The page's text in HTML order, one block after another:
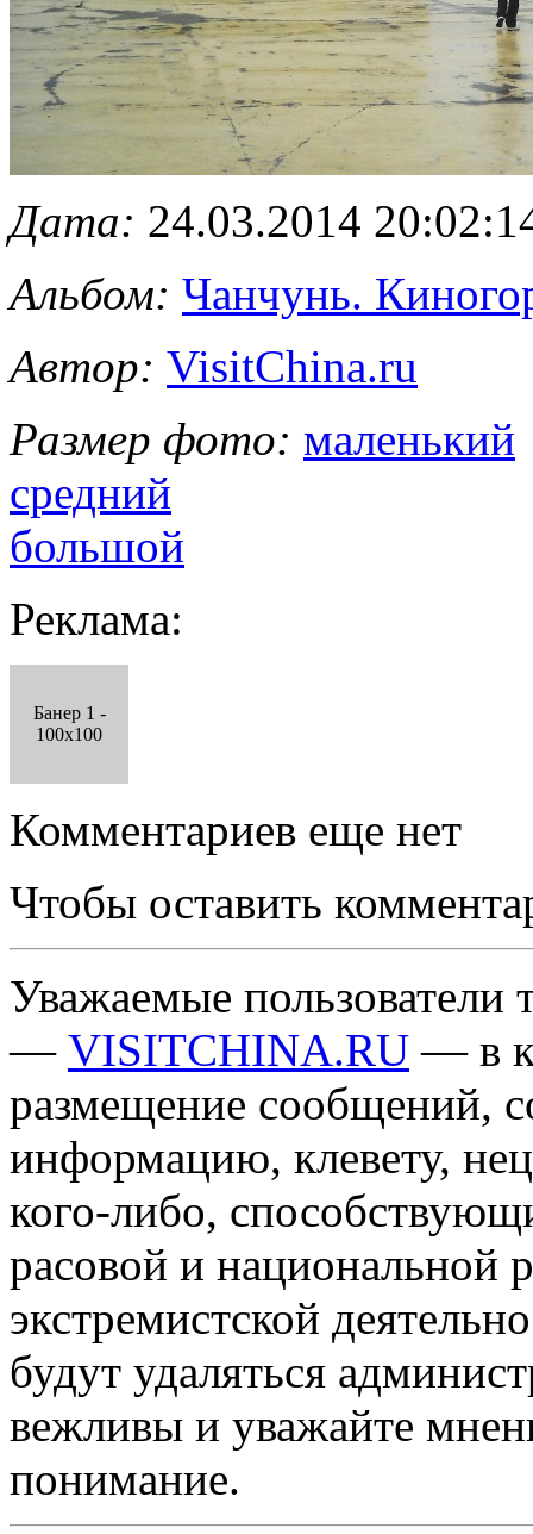
Дата: 24.03.2014
Альбом: Чанчунь.
Автор: VisitChina.ru
Размер фото: маленький
средний
большой
Реклама:
Банер 1 -
100x100
Комментариев еще нет
Чтобы оставить
Уважаемые пользователи
— VISITCHINA.RU — в
размещение сообщений,
информацию, клевету,
кого-либо,
расовой и национальной
экстремистской
будут удаляться
вежливы и уважайте
понимание.